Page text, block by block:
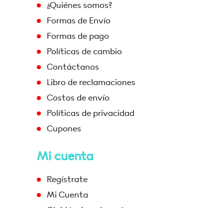
¿Quiénes somos?
Formas de Envío
Formas de pago
Políticas de cambio
Contáctanos
Libro de reclamaciones
Costos de envío
Políticas de privacidad
Cupones
Mi cuenta
Regístrate
Mi Cuenta